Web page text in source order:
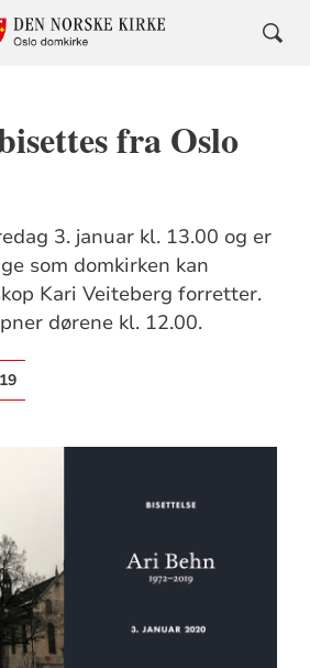
fra Oslo
3. januar kl. 13.00 og er
som domkirken kan
Kari Veiteberg forretter.
dørene kl. 12.00.